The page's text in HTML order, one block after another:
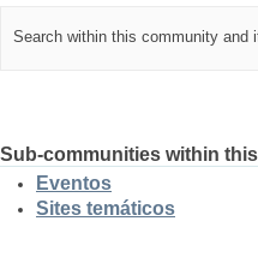
Search within this community and
Sub-communities within
Eventos
Sites temáticos